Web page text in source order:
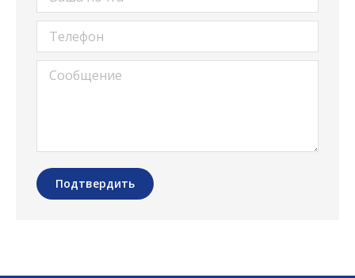
Телефон
Сообщение
Подтвердить